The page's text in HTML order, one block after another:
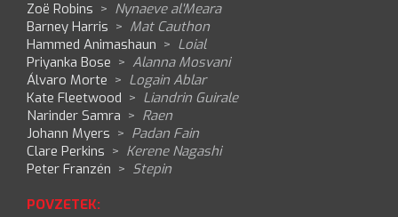
Zoë Robins > Nynaeve al'Meara
Barney Harris > Mat Cauthon
Hammed Animashaun > Loial
Priyanka Bose > Alanna Mosvani
Álvaro Morte > Logain Ablar
Kate Fleetwood > Liandrin Guirale
Narinder Samra > Raen
Johann Myers > Padan Fain
Clare Perkins > Kerene Nagashi
Peter Franzén > Stepin
POVZETEK: